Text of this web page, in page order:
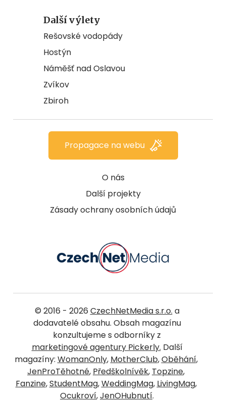
Další výlety
Rešovské vodopády
Hostýn
Náměšť nad Oslavou
Zvíkov
Zbiroh
O nás
Další projekty
Zásady ochrany osobních údajů
Propagace na webu
© 2016 - 2026 CzechNetMedia s.r.o. a
dodavatelé obsahu. Obsah magazínu
konzultujeme s odborníky z
marketingové agentury Pickerly. Další
magazíny: WomanOnly, MotherClub,Oběhání,
JenProTěhotné, Předškolnívěk, Topzine,
Fanzine,StudentMag,WeddingMag, LivingMag,
Ocukroví,JenOHubnutí.